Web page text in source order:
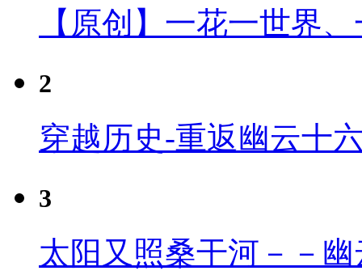
【原创】一花一世界
2
穿越历史-重返幽云十
3
太阳又照桑干河－－